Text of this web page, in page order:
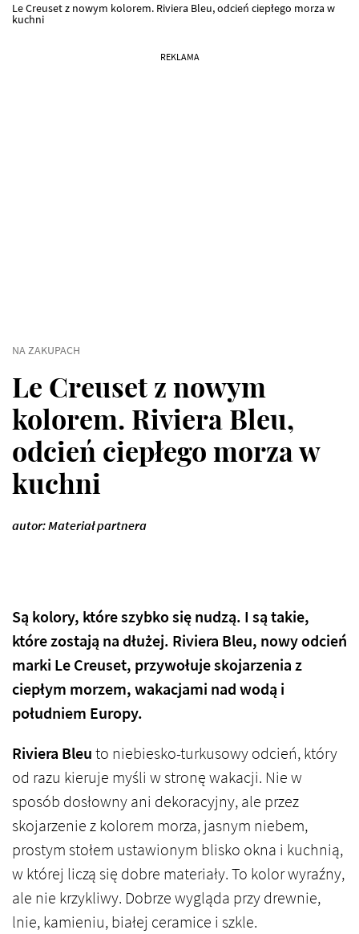
Le Creuset z nowym kolorem. Riviera Bleu, odcień ciepłego morza w
kuchni
REKLAMA
NA ZAKUPACH
Le Creuset z nowym
kolorem. Riviera Bleu,
odcień ciepłego morza w
kuchni
autor: Materiał partnera
Są kolory, które szybko się nudzą. I są takie,
które zostają na dłużej. Riviera Bleu, nowy odcień
marki Le Creuset, przywołuje skojarzenia z
ciepłym morzem, wakacjami nad wodą i
południem Europy.
Riviera Bleuto niebiesko-turkusowy odcień, który
od razu kieruje myśli w stronę wakacji. Nie w
sposób dosłowny ani dekoracyjny, ale przez
skojarzenie z kolorem morza, jasnym niebem,
prostym stołem ustawionym blisko okna i kuchnią,
w której liczą się dobre materiały. To kolor wyraźny,
ale nie krzykliwy. Dobrze wygląda przy drewnie,
lnie, kamieniu, białej ceramice i szkle.